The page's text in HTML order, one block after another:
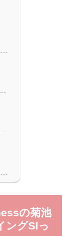
の菊池
ングSIっ